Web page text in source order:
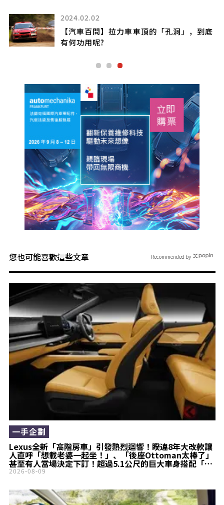
2024.02.02
【汽車百問】拉力車車頂的「孔洞」，到底
有何功用呢?
您也可能喜歡這些文章
Lexus全新「高階房車」引發熱烈迴響！睽違8年大改款讓
人直呼「想載老婆一起坐！」、「後座Ottoman太棒了」
甚至有人當場決定下訂！超過5.1公尺的巨大車身搭配「豪
華待客空間」，全新ES業務透露的「真實心聲」究竟是什
一手企劃
2026-08-09
Recommended by